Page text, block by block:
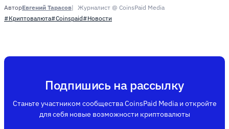
АвторЕвгений Тарасов
Журналист @ CoinsPaid Media
#Криптовалюта#Coinspaid#Новости
Подпишись на рассылку
Станьте участником сообщества CoinsPaid Media и откройте
для себя новые возможности криптовалюты